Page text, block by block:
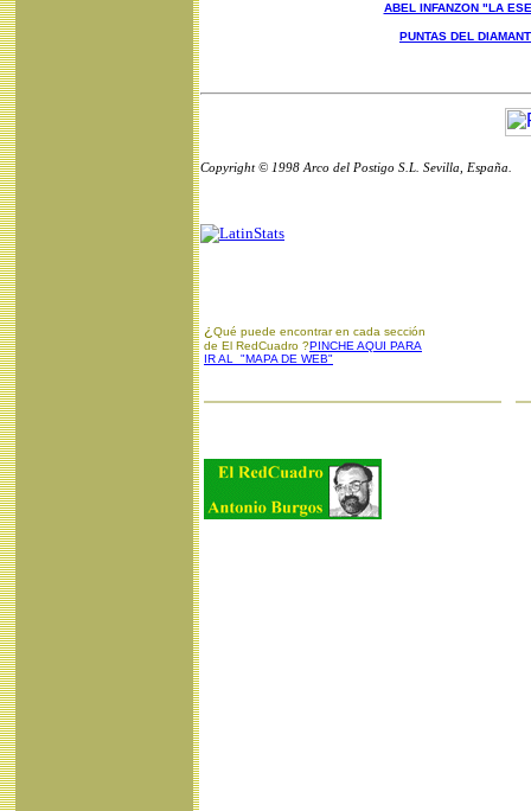
ABEL INFANZON "LA
PUNTAS DEL
Copyright © 1998 Arco del Postigo S.L. Sevilla, España.
¿ Qué puede encontrar en cada sección
de El RedCuadro ?PINCHE AQUI PARA
IR AL "MAPA DE WEB"